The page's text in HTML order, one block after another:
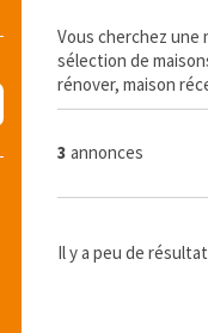
Vous cherchez une
sélection de
rénover, maison
3 annonces
Il y a peu de